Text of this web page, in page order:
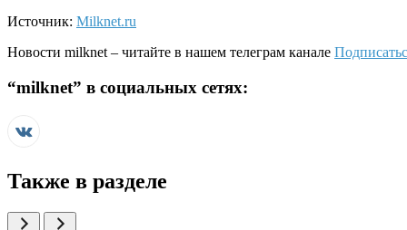
Источник: Milknet.ru
Новости milknet – читайте в нашем телеграм канале
“milknet” в социальных сетях:
Также в разделе